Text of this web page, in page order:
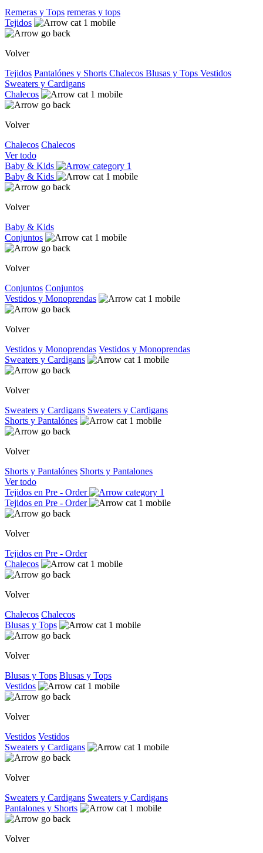
Remeras y Tops remeras y tops
Tejidos
Volver
Tejidos Pantalónes y Shorts Chalecos Blusas y Tops Vestidos
Sweaters y Cardigans
Chalecos
Volver
Chalecos Chalecos
Ver todo
Baby & Kids
Baby & Kids
Volver
Baby & Kids
Conjuntos
Volver
Conjuntos Conjuntos
Vestidos y Monoprendas
Volver
Vestidos y Monoprendas Vestidos y Monoprendas
Sweaters y Cardigans
Volver
Sweaters y Cardigans Sweaters y Cardigans
Shorts y Pantalónes
Volver
Shorts y Pantalónes Shorts y Pantalones
Ver todo
Tejidos en Pre - Order
Tejidos en Pre - Order
Volver
Tejidos en Pre - Order
Chalecos
Volver
Chalecos Chalecos
Blusas y Tops
Volver
Blusas y Tops Blusas y Tops
Vestidos
Volver
Vestidos Vestidos
Sweaters y Cardigans
Volver
Sweaters y Cardigans Sweaters y Cardigans
Pantalones y Shorts
Volver